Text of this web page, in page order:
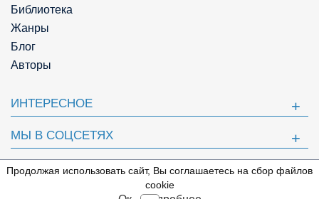
⇩
Библиотека
Жанры
Блог
Авторы
ИНТЕРЕСНОЕ
МЫ В СОЦСЕТЯХ
ПОЛЕЗНОЕ
Продолжая использовать сайт, Вы соглашаетесь на сбор файлов
cookie